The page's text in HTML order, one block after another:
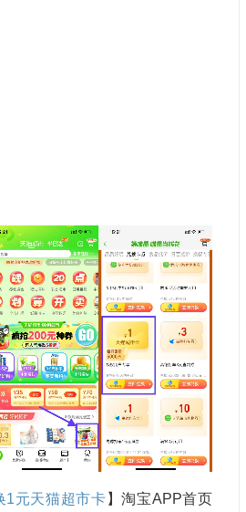
1元天猫超市卡 】淘宝APP首页